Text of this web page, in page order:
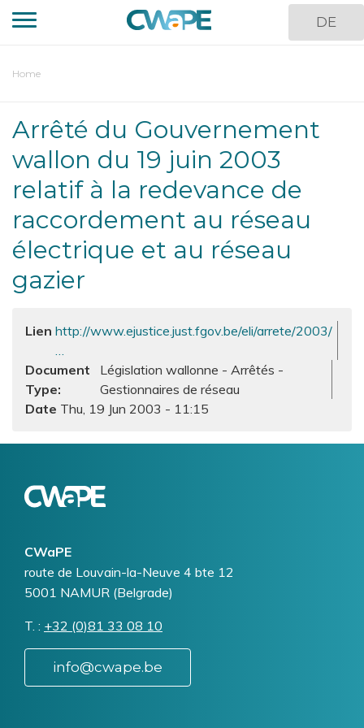
Skip
content
DE
You
here
Home
Arrêté du Gouvernement
wallon du 19 juin 2003
relatif à la redevance de
raccordement au réseau
électrique et au réseau
gazier
Lien http://www.ejustice.just.fgov.be/eli/arrete/2003/
…
Document
Type
Législation wallonne - Arrêtés -
Gestionnaires de réseau
Thu, 19 Jun 2003 - 11:15
CWaPE
Addresse
route de Louvain-la-Neuve 4 bte 12
5001 NAMUR (Belgrade)
T. Téléphone
+32 (0)81 33 08 10
info@cwape.be